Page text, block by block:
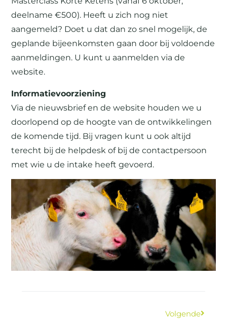
deelname €500). Heeft u zich nog niet
aangemeld? Doet u dat dan zo snel mogelijk, de
geplande bijeenkomsten gaan door bij voldoende
aanmeldingen. U kunt u aanmelden via de
website.
Informatievoorziening
Via de nieuwsbrief en de website houden we u
doorlopend op de hoogte van de ontwikkelingen
de komende tijd. Bij vragen kunt u ook altijd
terecht bij de helpdesk of bij de contactpersoon
met wie u de intake heeft gevoerd.
Volgende